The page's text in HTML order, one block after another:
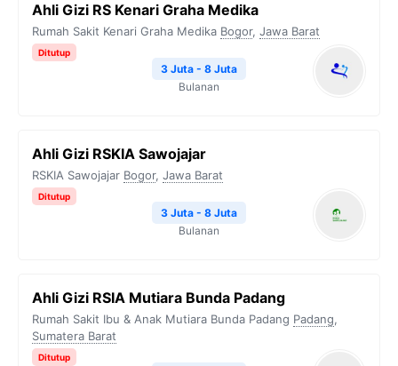
Ahli Gizi RS Kenari Graha Medika
Rumah Sakit Kenari Graha Medika Bogor, Jawa Barat
Ditutup
3 Juta - 8 Juta
Bulanan
Ahli Gizi RSKIA Sawojajar
RSKIA Sawojajar Bogor, Jawa Barat
Ditutup
3 Juta - 8 Juta
Bulanan
Ahli Gizi RSIA Mutiara Bunda Padang
Rumah Sakit Ibu & Anak Mutiara Bunda Padang Padang,
Sumatera Barat
Ditutup